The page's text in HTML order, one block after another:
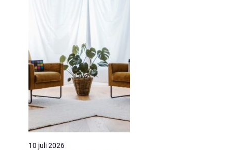
10 juli 2026